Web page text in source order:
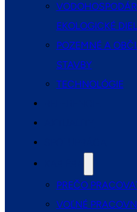
EKOLOGICKÉ
POZEMNÉ A
STAVBY
TECHNOLÓGIE
PREČO
VOĽNÉ